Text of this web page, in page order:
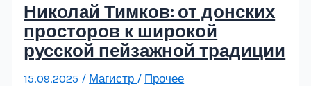
Николай Тимков: от донских
просторов к широкой
русской пейзажной традиции
15.09.2025 / Магистр / Прочее